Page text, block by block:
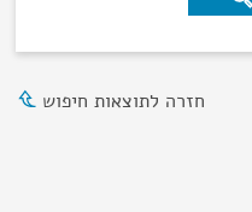
חזרה לתוצאות חיפוש